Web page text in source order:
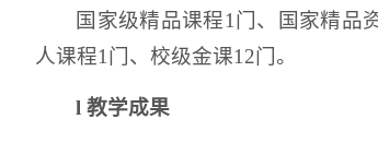
国家级精品课程1门、国家精品
人课程1门、校级金课12门。
l教学成果